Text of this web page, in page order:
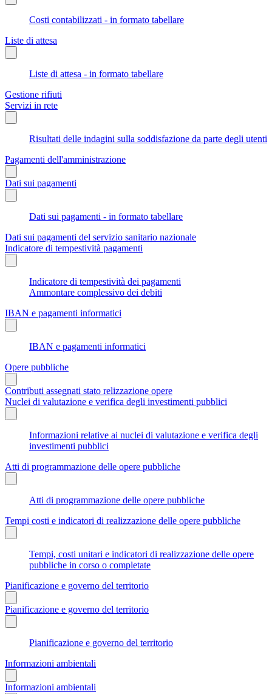
Costi contabilizzati - in formato tabellare
Liste di attesa
Liste di attesa - in formato tabellare
Gestione rifiuti
Servizi in rete
Risultati delle indagini sulla soddisfazione da parte degli utenti
Pagamenti dell'amministrazione
Dati sui pagamenti
Dati sui pagamenti - in formato tabellare
Dati sui pagamenti del servizio sanitario nazionale
Indicatore di tempestività pagamenti
Indicatore di tempestività dei pagamenti
Ammontare complessivo dei debiti
IBAN e pagamenti informatici
IBAN e pagamenti informatici
Opere pubbliche
Contributi assegnati stato relizzazione opere
Nuclei di valutazione e verifica degli investimenti pubblici
Informazioni relative ai nuclei di valutazione e verifica degli
investimenti pubblici
Atti di programmazione delle opere pubbliche
Atti di programmazione delle opere pubbliche
Tempi costi e indicatori di realizzazione delle opere pubbliche
Tempi, costi unitari e indicatori di realizzazione delle opere
pubbliche in corso o completate
Pianificazione e governo del territorio
Pianificazione e governo del territorio
Pianificazione e governo del territorio
Informazioni ambientali
Informazioni ambientali